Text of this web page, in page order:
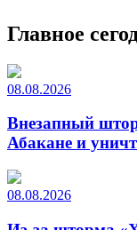
Главное
08.08.2026
Внезапный
Абакане и
08.08.2026